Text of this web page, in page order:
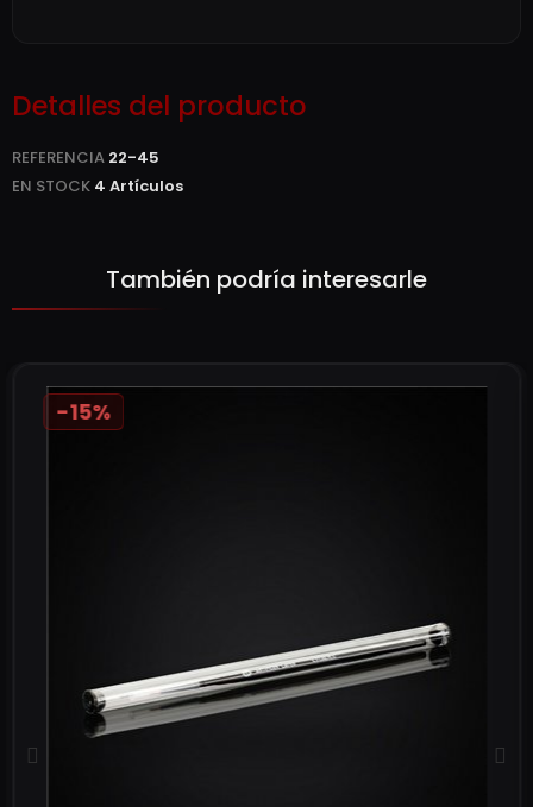
Detalles del producto
REFERENCIA 22-45
EN STOCK 4 Artículos
También podría interesarle
-15%